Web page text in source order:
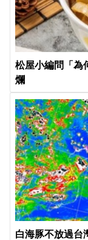
松屋小編問「為
爛
白海豚不放過台